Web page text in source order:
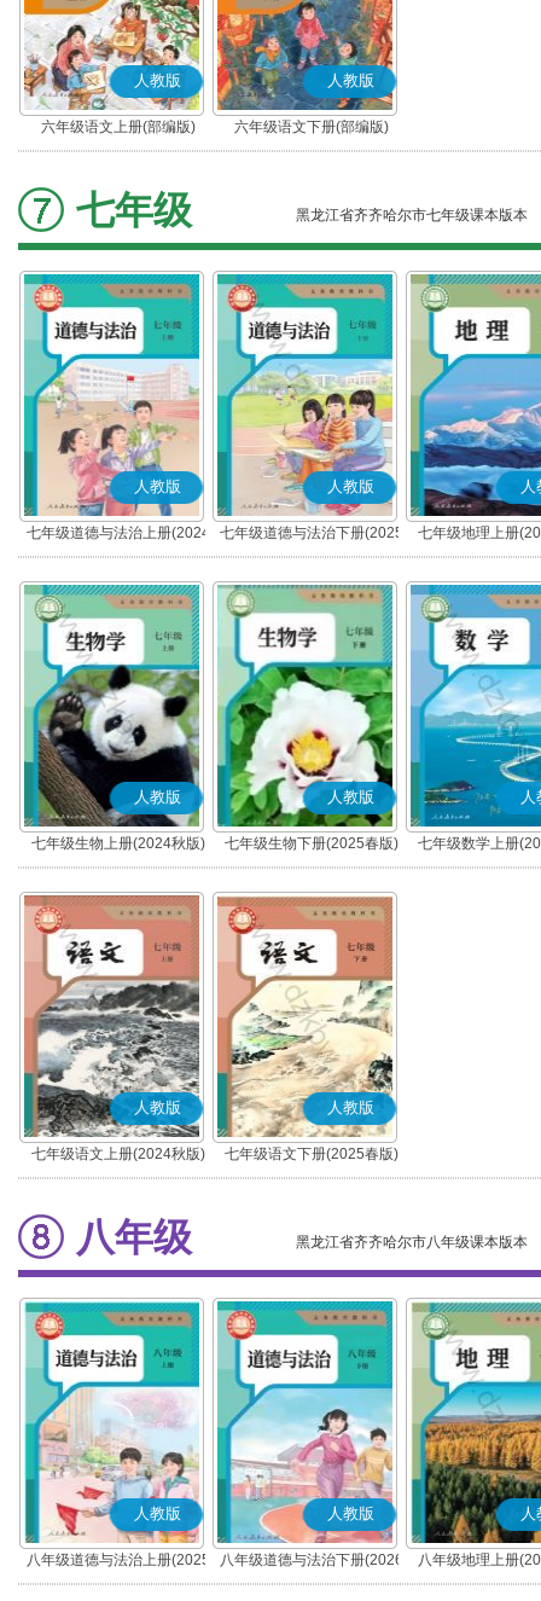
人教版
六年级语文上册(部编版)
人教版
六年级语文下册(部编版)
七年级 黑龙江省齐齐哈尔市七年级课本版本
人教版
七年级道德与法治上册(2024
秋版)(部编版)
人教版
七年级道德与法治下册(2025
春版)(部编版)
人
七年级地理上册
人教版
七年级生物上册(2024秋版)
人教版
七年级生物下册(2025春版)
人
七年级数学上册
人教版
七年级语文上册(2024秋版)
(部编版)
人教版
七年级语文下册(2025春版)
(部编版)
八年级 黑龙江省齐齐哈尔市八年级课本版本
人教版
八年级道德与法治上册(2025
秋版)(部编版)
人教版
八年级道德与法治下册(2026
春版)(部编版)
人
八年级地理上册